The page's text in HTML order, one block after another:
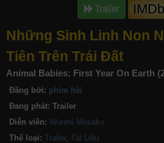
Trailer
Những Sinh Linh Non
Tiên Trên Trái Đất
Animal Babies: First Year On Earth
Đăng bởi: phim hài
Đang phát: Trailer
Diễn viên: Wunmi Mosaku
Thể loại: Trailer, Tài Liệu